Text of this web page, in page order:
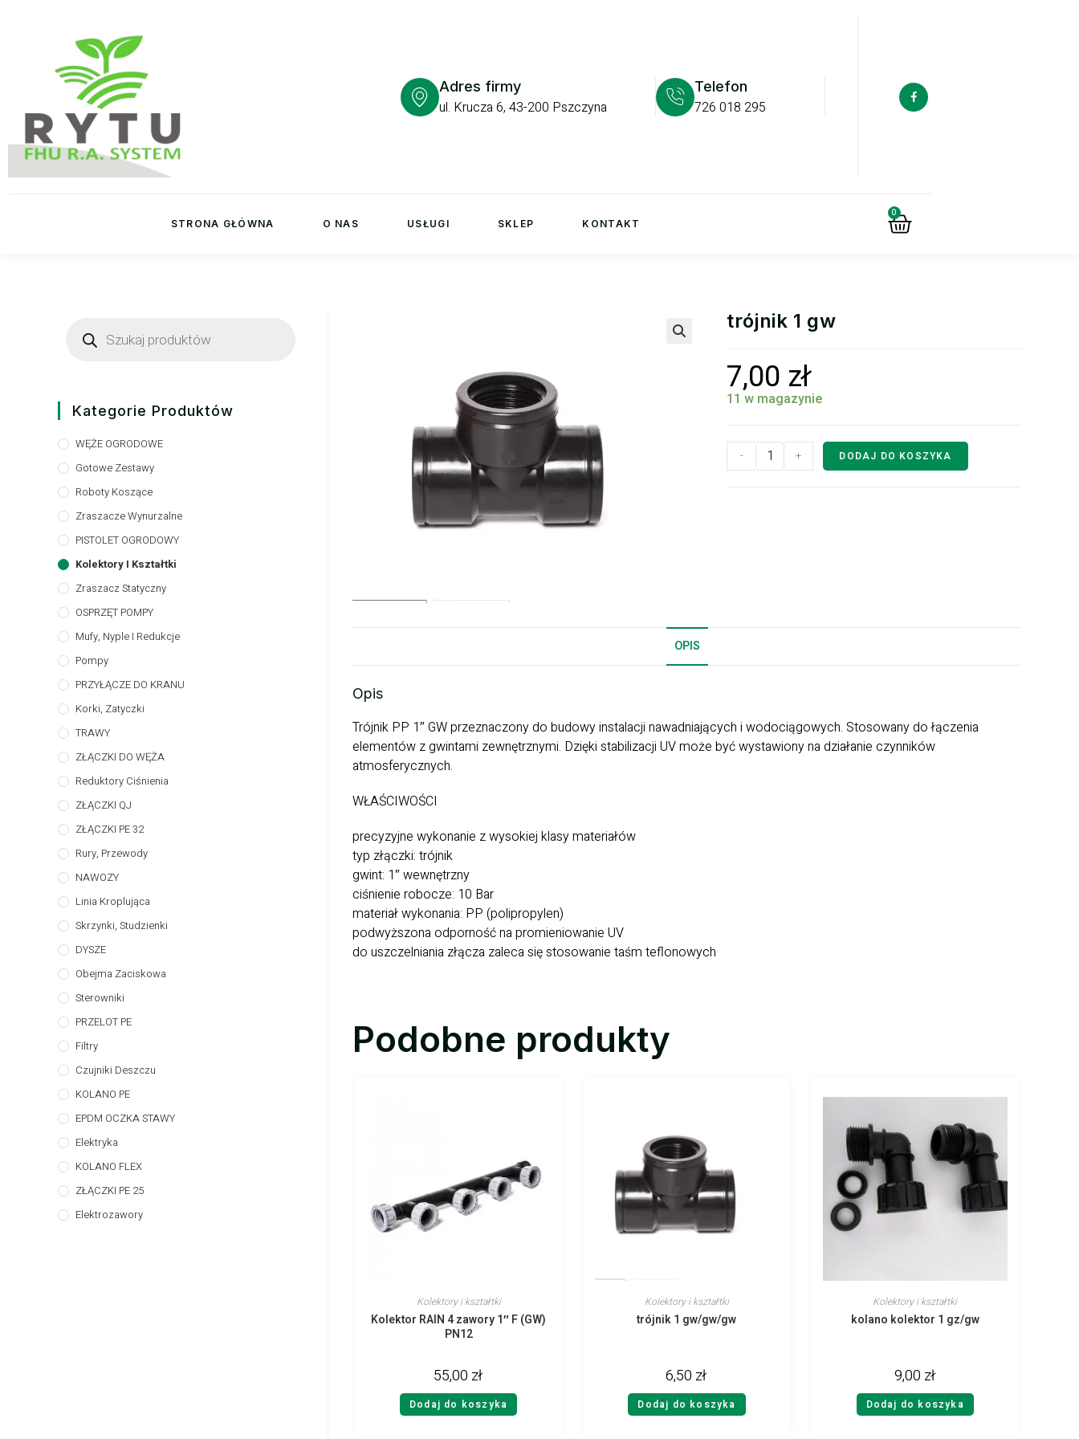
Adres firmy
ul. Krucza 6, 43-200 Pszczyna
Telefon
726 018 295
STRONA GŁÓWNA O NAS USŁUGI SKLEP KONTAKT
0
trójnik 1 gw
7,00 zł
11 w magazynie
- + DODAJ DO KOSZYKA
OPIS
Opis
Trójnik PP 1″ GW przeznaczony do budowy instalacji nawadniających i wodociągowych. Stosowany do łączenia
elementów z gwintami zewnętrznymi. Dzięki stabilizacji UV może być wystawiony na działanie czynników
atmosferycznych.
WŁAŚCIWOŚCI
precyzyjne wykonanie z wysokiej klasy materiałów
typ złączki: trójnik
gwint: 1″ wewnętrzny
ciśnienie robocze: 10 Bar
materiał wykonania: PP (polipropylen)
podwyższona odporność na promieniowanie UV
do uszczelniania złącza zaleca się stosowanie taśm teflonowych
Podobne produkty
Kolektory i kształtki
Kolektor RAIN 4 zawory 1″ F (GW)
PN12
55,00 zł
Dodaj do koszyka
Kolektory i kształtki
trójnik 1 gw/gw/gw
6,50 zł
Dodaj do koszyka
Kolektory i kształtki
kolano kolektor 1 gz/gw
9,00 zł
Dodaj do koszyka
Kategorie Produktów
WĘŻE OGRODOWE
Gotowe Zestawy
Roboty Koszące
Zraszacze Wynurzalne
PISTOLET OGRODOWY
Kolektory I Kształtki
Zraszacz Statyczny
OSPRZĘT POMPY
Mufy, Nyple I Redukcje
Pompy
PRZYŁĄCZE DO KRANU
Korki, Zatyczki
TRAWY
ZŁĄCZKI DO WĘŻA
Reduktory Ciśnienia
ZŁĄCZKI QJ
ZŁĄCZKI PE 32
Rury, Przewody
NAWOZY
Linia Kroplująca
Skrzynki, Studzienki
DYSZE
Obejma Zaciskowa
Sterowniki
PRZELOT PE
Filtry
Czujniki Deszczu
KOLANO PE
EPDM OCZKA STAWY
Elektryka
KOLANO FLEX
ZŁĄCZKI PE 25
Elektrozawory